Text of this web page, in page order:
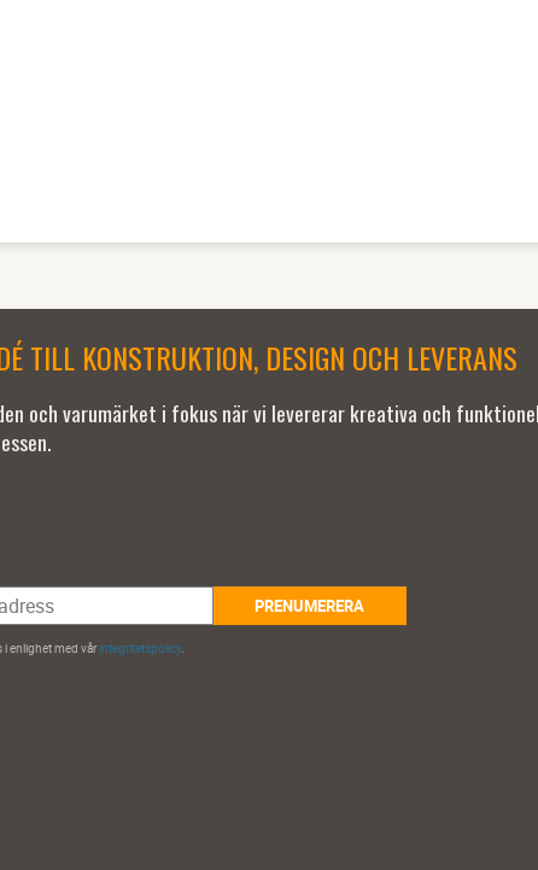
TILL KONSTRUKTION, DESIGN OCH LEVERANS
och varumärket i fokus när vi levererar kreativa och
PRENUMERERA
enlighet med vårintegritetspolicy.